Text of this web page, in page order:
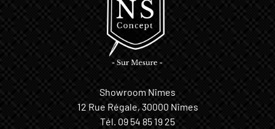
Showroom Nîmes
12 Rue Régale, 30000 Nîmes
Tél. 09 54 85 19 25